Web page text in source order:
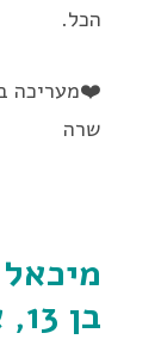
הכל.
❤️מעריכה
שרה
מיכאל
בן 13, אזור השרון